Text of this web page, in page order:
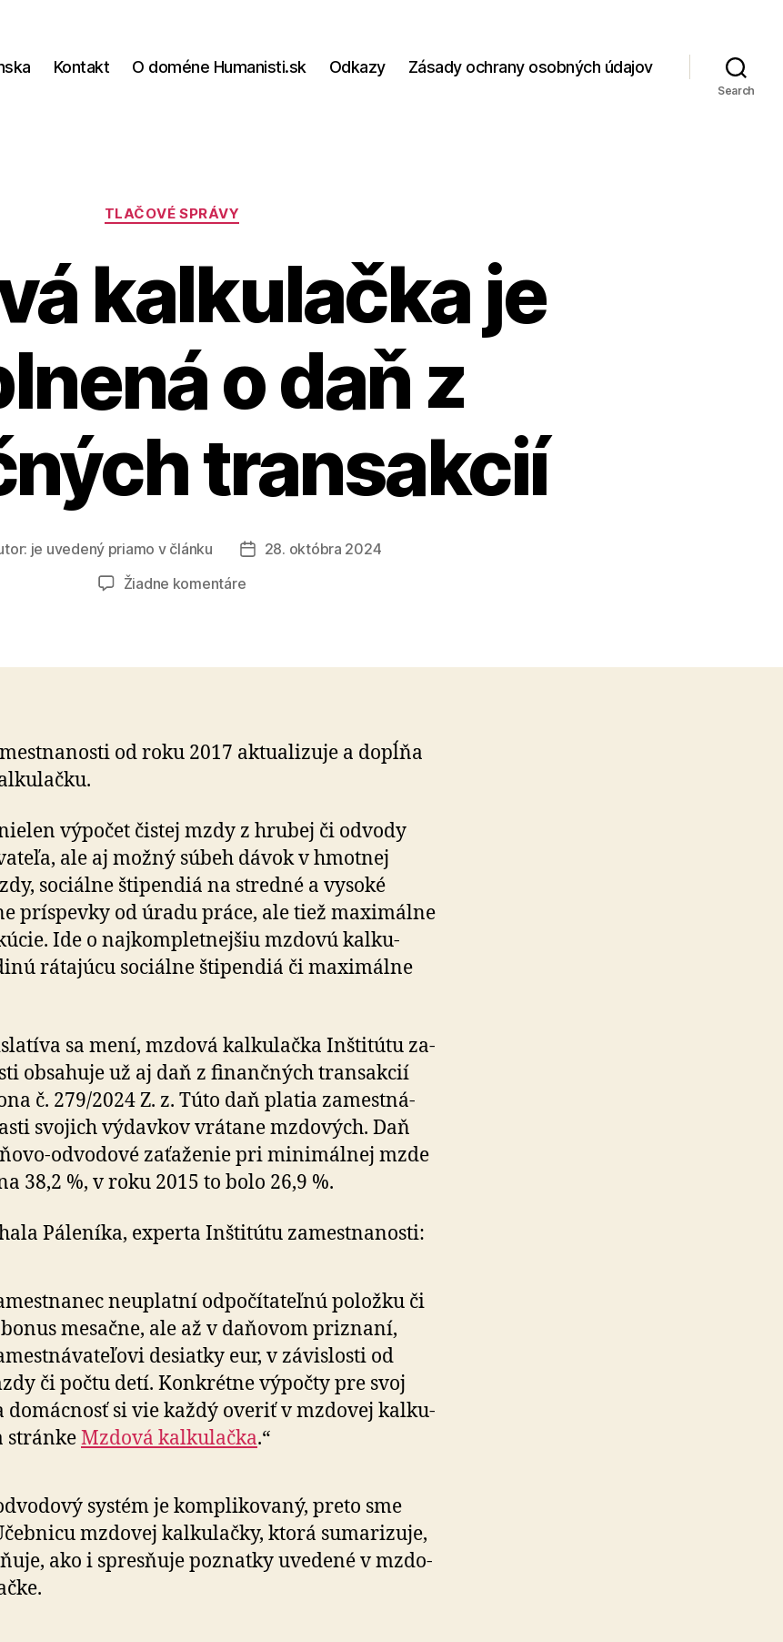
Kontakt O doméne Humanisti.sk Odkazy Zásady ochrany osobných údajov
Search
Kategórie
TLAČOVÉ SPRÁVY
kalkulačka je
o daň z
transakcií
je uvedený priamo v článku
Dátum28. októbra 2024
Žiadne komentárena
doplnená
finančných
od roku 2017 aktualizuje a dopĺňa
výpočet čistej mzdy z hrubej či odvody
ale aj možný súbeh dávok v hmotnej
sociálne štipendiá na stredné a vy­so­ké
príspevky od úradu práce, ale tiež ma­xi­mál­ne
Ide o naj­kom­plet­nej­šiu mzdovú kal­ku­
rátajúcu sociálne šti­pen­diá či ma­xi­mál­ne
sa mení, mzdová kalkulačka Inštitútu za­
ob­sa­hu­je už aj daň z fi­nan­čných transakcií
č. 279/2024 Z. z. Túto daň platia za­mestná­
svojich výdavkov vrá­ta­ne mzdových. Daň
od­vo­do­vé zaťa­že­nie pri mi­ni­mál­nej mzde
38,2 %, v roku 2015 to bolo 26,9 %.
Páleníka, experta Inštitútu za­mestna­nosti:
neuplatní odpočítateľnú položku či
mesačne, ale až v da­ňo­vom priznaní,
desiatky eur, v zá­vislosti od
či počtu detí. Kon­krét­ne výpočty pre svoj
do­mácnosť si vie každý overiť v mzdo­vej kal­ku­
stránkeMzdová kal­ku­lačka.“
systém je komplikovaný, preto sme
mzdovej kal­ku­lačky, ktorá su­ma­ri­zuje,
ako i spresňuje poznatky uvedené v mzdo­